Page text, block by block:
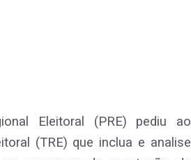
Eleitoral (PRE) pediu ao
(TRE) que inclua e analise